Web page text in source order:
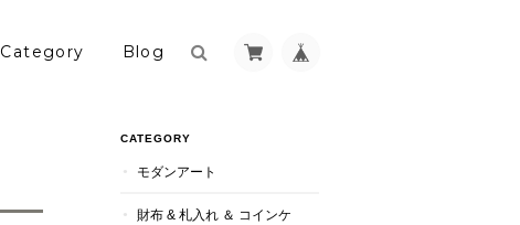
Category Blog
CATEGORY
モダンアート
財布 & 札入れ ＆ コインケ